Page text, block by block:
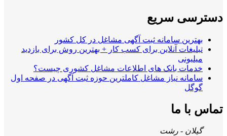
دسترسی سریع
بهترین سامانه ثبت آگهی مشاغل در کل کشور
تبلیغات آنلاین برای کسب کار + بهترین روش برای بازدید
میلیونی
خدمات بانک های اطلاعات مشاغل کشوری چیست؟
سامانه نیاز مشاغل کاملترین حوزه ثبت آگهی در صفحه اول
گوگل
تماس با ما
گیلان - رشت